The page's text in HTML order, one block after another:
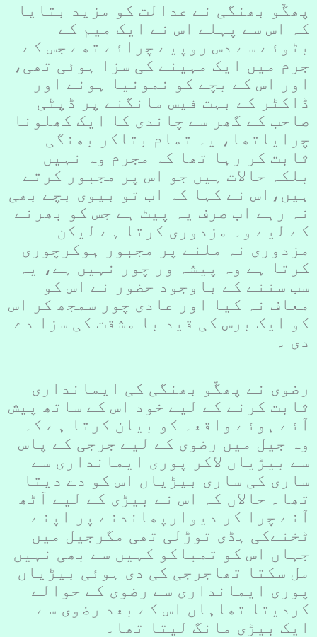
پھگّو بھنگی نے عدالت کو مزید بتایا
کہ اس سے پہلے اس نے ایک میم کے
بٹوئے سے دس روپیے چرائے تھے جس کے
جرم میں ایک مہینے کی سزا ہوئی تھی،
اور اس کے بچے کو نمونیا ہونے اور
ڈاکٹر کے بہت فیس مانگنے پر ڈپٹی
صاحب کے گھر سے چاندی کا ایک کھلونا
چرایاتھا، یہ تمام بتاکر بھنگی
ثابت کر رہا تھا کہ مجرم وہ نہیں
بلکہ حالات ہیں جو اس پر مجبور کرتے
ہیں،اس نے کہا کہ اب تو بیوی بچے بھی
نہ رہے اب صرف یہ پیٹ ہے جس کو بھرنے
کے لیے وہ مزدوری کرتا ہے لیکن
مزدوری نہ ملنے پر مجبور ہوکرچوری
کرتا ہے وہ پیشہ ور چور نہیں ہے، یہ
سب سننے کے باوجود حضور نے اس کو
معاف نہ کیا اور عادی چور سمجھ کر اس
کو ایک برس کی قید با مشقت کی سزا دے
دی ۔
رضوی نے پھگّو بھنگی کی ایمانداری
ثابت کرنے کے لیے خود اس کے ساتھ پیش
آئے ہوئے واقعہ کو بیان کرتا ہے کہ
وہ جیل میں رضوی کے لیے جرجی کے پاس
سے بیڑیاں لاکر پوری ایمانداری سے
ساری کی ساری بیڑیاں اس کو دے دیتا
تھا۔ حالاں کہ اس نے بیڑی کے لیے آٹھ
آنے چرا کر دیوارپھاندنے پر اپنے
ٹخنےکی ہڈی توڑلی تھی مگرجیل میں
جہاں اس کو تمباکو کہیں سے بھی نہیں
مل سکتا تھاجرجی کی دی ہوئی بیڑیاں
پوری ایمانداری سے رضوی کے حوالے
کردیتا تھاہاں اس کے بعد رضوی سے
ایک بیڑی مانگ لیتا تھا۔